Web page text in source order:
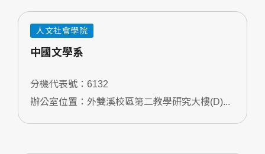
人文社會學院
中國文學系
分機代表號：6132
辦公室位置：外雙溪校區第二教學研究大樓(D)...